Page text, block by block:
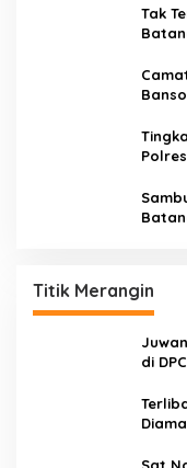
Tak
Titik Merangin
di